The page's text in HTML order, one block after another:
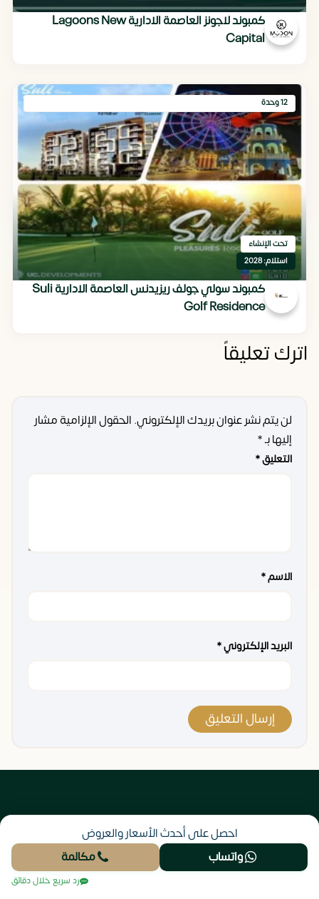
كمبوند لاجونز العاصمة الادارية Lagoons New
Capital
12 وحدة
تحت الإنشاء
استلام: 2028
كمبوند سولي جولف ريزيدنس العاصمة الادارية Suli
Golf Residence
اترك تعليقاً
لن يتم نشر عنوان بريدك الإلكتروني.الحقول الإلزامية مشار
إليها بـ*
التعليق*
الاسم*
البريد الإلكتروني*
هل تبحث عن عقار؟ يمكننا مساعدتك.
اتصل بنا
احصل على أحدث الأسعار والعروض
واتساب
مكالمة
رد سريع خلال دقائق